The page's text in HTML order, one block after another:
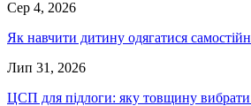
Сер 4, 2026
Як навчити дитину одягатися
Лип 31, 2026
ЦСП для підлоги: яку товщину вибрати